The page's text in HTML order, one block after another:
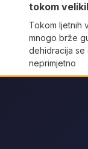
tokom
Tokom ljetnih
mnogo brže
dehidracija se
neprimjetno